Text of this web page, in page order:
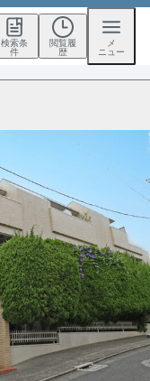
検索条
件
閲覧履
歴
メ
ニュー